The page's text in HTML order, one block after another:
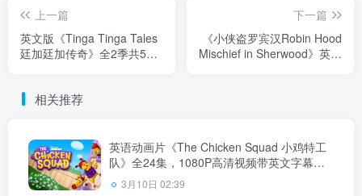
上一篇
英文版《Tinga Tinga Tales
廷加廷加传奇》全2季共52
下一篇
《小侠盗罗宾汉Robin Hood
Mischief in Sherwood》英语
相关推荐
英语动画片《The Chicken Squad 小鸡特工
队》全24集，1080P高清视频带英文字幕，
百度云网盘下载！
3月10日 02:39